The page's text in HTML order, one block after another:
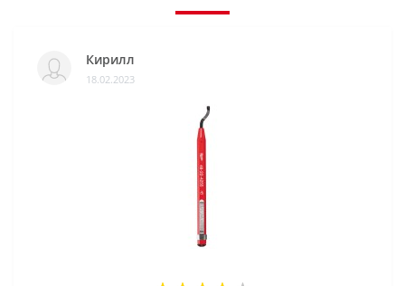
Кирилл
18.02.2023